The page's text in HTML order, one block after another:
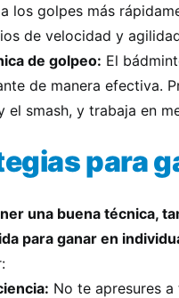
los golpes más
de velocidad y
de golpeo: El
de manera efectiva.
el smash, y trabaja en
para
una buena técnica,
para ganar en
No te apresures